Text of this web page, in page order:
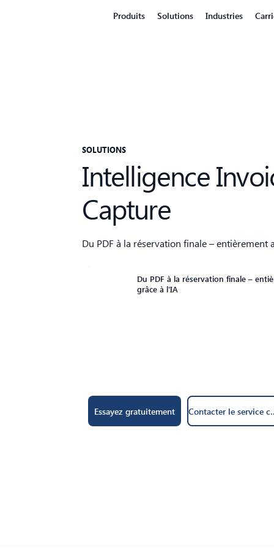
Produits Solutions Industries
SOLUTIONS
Intelligence
Capture
Du PDF à la réservation finale – entièrement
Essayez gratuitement
Du PDF à la réservation finale –
grâce à l'IA